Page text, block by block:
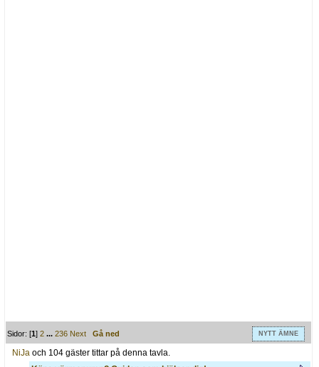
Sidor: [1]2 ...236 Next Gå ned NYTT ÄMNE
NiJa och 104 gäster tittar på denna tavla.